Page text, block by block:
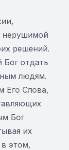
нерушимой
решений.
отдать
людям.
Его Слова,
Бог
их
этом,